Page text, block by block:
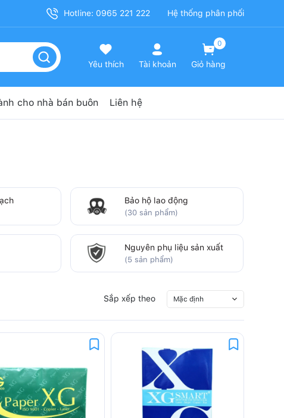
Hotline: 0965 221 222 Hệ thống phân phối
Yêu thích Tài khoản
0
Giỏ hàng
cho nhà bán buôn Liên hệ
Bảo hộ lao động
(30 sản phẩm)
Nguyên phụ liệu sản xuất
(5 sản phẩm)
Sắp xếp theo Mặc định